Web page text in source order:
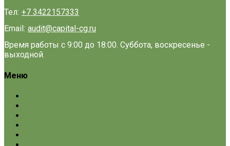
Тел: +7 3422157333
Email: audit@capital-cg.ru
Время работы с 9:00 до 18:00. Суббота, воскресенье -
выходной.
Меню